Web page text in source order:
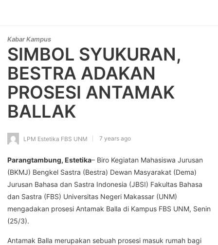
Kabar Kampus
SIMBOL SYUKURAN,
BESTRA ADAKAN
PROSESI ANTAMAK
BALLAK
LPM Estetika FBS UNM 7 years ago
Parangtambung, Estetika– Biro Kegiatan Mahasiswa Jurusan
(BKMJ) Bengkel Sastra (Bestra) Dewan Masyarakat (Dema)
Jurusan Bahasa dan Sastra Indonesia (JBSI) Fakultas Bahasa
dan Sastra (FBS) Universitas Negeri Makassar (UNM)
mengadakan prosesi Antamak Balla di Kampus FBS UNM, Senin
(25/3).
Antamak Balla merupakan sebuah prosesi masuk rumah bagi